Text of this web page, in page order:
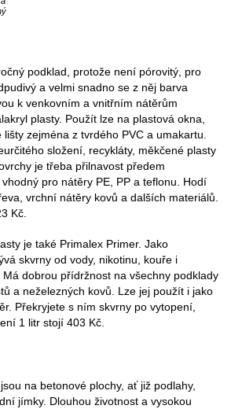
podklad, protože není pórovitý, pro
a velmi snadno se z něj barva
k venkovním a vnitřním nátěrům
plasty. Použít lze na plastová okna,
zejména z tvrdého PVC a umakartu.
složení, recykláty, měkčené plasty
je třeba přilnavost předem
pro nátěry PE, PP a teflonu. Hodí
vrchní nátěry kovů a dalších materiálů.
Kč.
je také Primalex Primer. Jako
skvrny od vody, nikotinu, kouře i
dobrou přídržnost na všechny podklady
a neželezných kovů. Lze jej použít i jako
Překryjete s ním skvrny po vytopení,
1 litr stojí 403 Kč.
na betonové plochy, ať již podlahy,
jímky. Dlouhou životnost a vysokou